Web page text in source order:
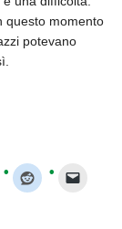
questo momento
potevano